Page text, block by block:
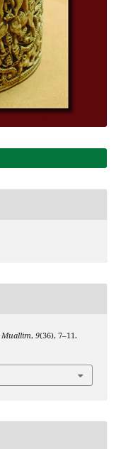
Muallim, 9(36), 7–11.